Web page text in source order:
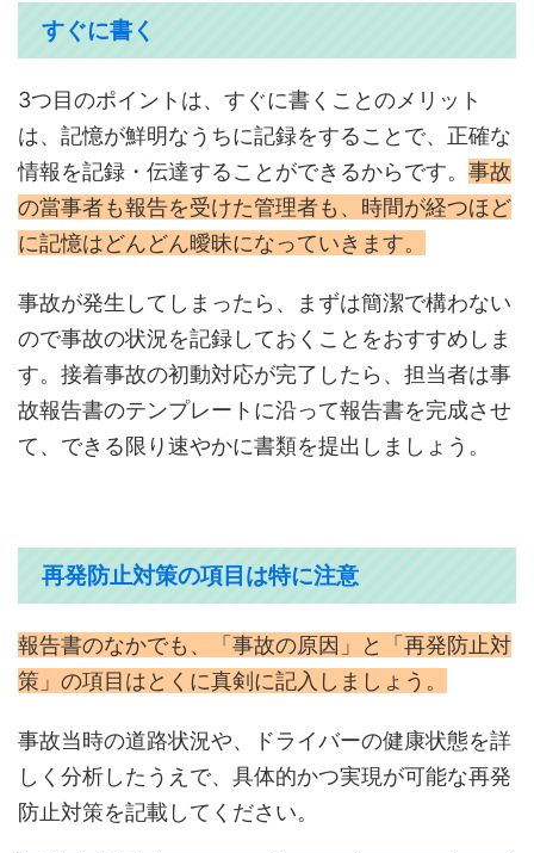
すぐに書く
3つ目のポイントは、すぐに書くことのメリット
は、記憶が鮮明なうちに記録をすることで、正確な
情報を記録・伝達することができるからです。 事故
の當事者も報告を受けた管理者も、時間が経つほど
に記憶はどんどん曖昧になっていきます。
事故が発生してしまったら、まずは簡潔で構わない
ので事故の状況を記録しておくことをおすすめしま
す。接着事故の初動対応が完了したら、担当者は事
故報告書のテンプレートに沿って報告書を完成させ
て、できる限り速やかに書類を提出しましょう。
再発防止対策の項目は特に注意
報告書のなかでも、「事故の原因」と「再発防止対
策」の項目はとくに真剣に記入しましょう。
事故当時の道路状況や、ドライバーの健康状態を詳
しく分析したうえで、具体的かつ実現が可能な再発
防止対策を記載してください。